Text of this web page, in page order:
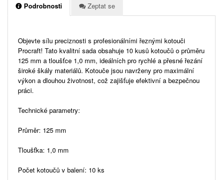
Podrobnosti Zeptat se
Objevte sílu preciznosti s profesionálními řeznými kotouči
Procraft! Tato kvalitní sada obsahuje 10 kusů kotoučů o průměru
125 mm a tloušťce 1,0 mm, ideálních pro rychlé a přesné řezání
široké škály materiálů. Kotouče jsou navrženy pro maximální
výkon a dlouhou životnost, což zajišťuje efektivní a bezpečnou
práci.
Technické parametry:
Průměr: 125 mm
Tloušťka: 1,0 mm
Počet kotoučů v balení: 10 ks